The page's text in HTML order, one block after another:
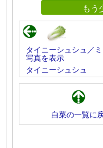
もう
タイニーシュシュ／
写真を表示
タイニーシュシュ
白菜の一覧に